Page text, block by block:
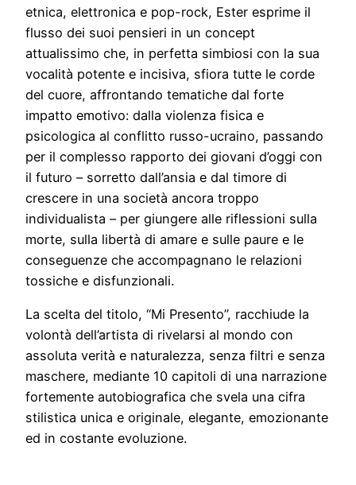
etnica, elettronica e pop-rock, Ester esprime il
flusso dei suoi pensieri in un concept
attualissimo che, in perfetta simbiosi con la sua
vocalità potente e incisiva, sfiora tutte le corde
del cuore, affrontando tematiche dal forte
impatto emotivo: dalla violenza fisica e
psicologica al conflitto russo-ucraino, passando
per il complesso rapporto dei giovani d’oggi con
il futuro – sorretto dall’ansia e dal timore di
crescere in una società ancora troppo
individualista – per giungere alle riflessioni sulla
morte, sulla libertà di amare e sulle paure e le
conseguenze che accompagnano le relazioni
tossiche e disfunzionali.
La scelta del titolo, “Mi Presento”, racchiude la
volontà dell’artista di rivelarsi al mondo con
assoluta verità e naturalezza, senza filtri e senza
maschere, mediante 10 capitoli di una narrazione
fortemente autobiografica che svela una cifra
stilistica unica e originale, elegante, emozionante
ed in costante evoluzione.